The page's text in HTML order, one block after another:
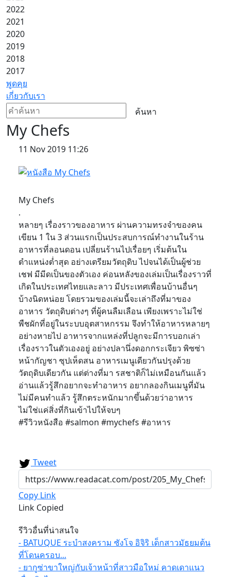
2022
2021
2020
2019
2018
2017
พูดคุย
เกี่ยวกับเรา
ค้นหา
My Chefs
11 Nov 2019 11:26
My Chefs
.
หลายๆ เรื่องราวของอาหาร ผ่านความทรงจำของคน
เขียน 1 ใน 3 ส่วนแรกเป็นประสบการณ์ทำงานในร้าน
อาหารที่ลอนดอน เปลี่ยนร้านไปเรื่อยๆ เริ่มต้นใน
ตำแหน่งต่ำสุด อย่างเตรียมวัตถุดิบ ไปจนได้เป็นผู้ช่วย
เชฟ มีมีดเป็นของตัวเอง ค่อนหลังของเล่มเป็นเรื่องราวที่
เกิดในประเทศไทยและลาว มีประเทศเพื่อนบ้านอื่นๆ
บ้างนิดหน่อย โดยรวมของเล่มนี้จะเล่าถึงที่มาของ
อาหาร วัตถุดิบต่างๆ ที่ผู้คนลืมเลือน เพียงเพราะไม่ใช่
พืชผักที่อยู่ในระบบอุตสาหกรรม จึงทำให้อาหารหลายๆ
อย่างหายไป อาหารจากแหล่งที่ปลูกจะมีการบอกเล่า
เรื่องราวในตัวเองอยู่ อย่างปลานึ่งดอกกระเจียว พิซซ่า
หน้ากัญชา ซุปเห็ดสน อาหารเมนูเดียวกันปรุงด้วย
วัตถุดิบเดียวกัน แต่ต่างที่มา รสชาติก็ไม่เหมือนกันแล้ว
อ่านแล้วรู้สึกอยากจะทำอาหาร อยากลองกินเมนูที่มัน
ไม่มีคนทำแล้ว รู้สึกตระหนักมากขึ้นด้วยว่าอาหาร
ไม่ใช่แค่สิ่งที่กินเข้าไปให้จบๆ
#รีวิวหนังสือ #salmon #mychefs #อาหาร
Tweet
Copy Link
Link Copied
รีวิวอื่นที่น่าสนใจ
- BATUQUE ระบำสงคราม ซังโจ อิจิริ เด็กสาวมัธยมต้น
ที่โดนครอบ...
- ยากูซ่าขาใหญ่กับเจ้าหน้าที่สาวมือใหม่ คาดเดาแนว